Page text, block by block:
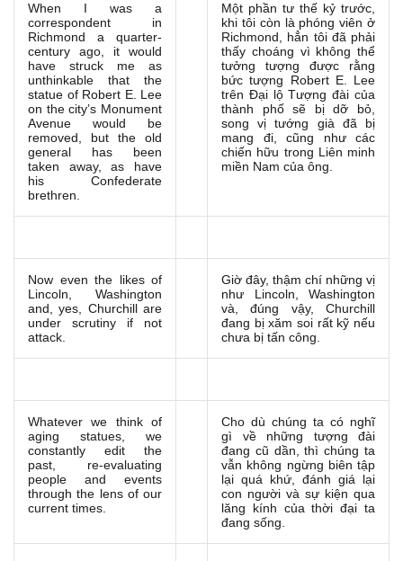
When I was a
correspondent in
Richmond a quarter-
century ago, it would
have struck me as
unthinkable that the
statue of Robert E. Lee
on the city’s Monument
Avenue would be
removed, but the old
general has been
taken away, as have
his Confederate
brethren.
Một phần tư thế kỷ trước,
khi tôi còn là phóng viên ở
Richmond, hẳn tôi đã phải
thấy choáng vì không thể
tưởng tượng được rằng
bức tượng Robert E. Lee
trên Đại lộ Tượng đài của
thành phố sẽ bị dỡ bỏ,
song vị tướng già đã bị
mang đi, cũng như các
chiến hữu trong Liên minh
miền Nam của ông.
Now even the likes of
Lincoln, Washington
and, yes, Churchill are
under scrutiny if not
attack.
Giờ đây, thậm chí những vị
như Lincoln, Washington
và, đúng vậy, Churchill
đang bị xăm soi rất kỹ nếu
chưa bị tấn công.
Whatever we think of
aging statues, we
constantly edit the
past, re-evaluating
people and events
through the lens of our
current times.
Cho dù chúng ta có nghĩ
gì về những tượng đài
đang cũ dần, thì chúng ta
vẫn không ngừng biên tập
lại quá khứ, đánh giá lại
con người và sự kiện qua
lăng kính của thời đại ta
đang sống.